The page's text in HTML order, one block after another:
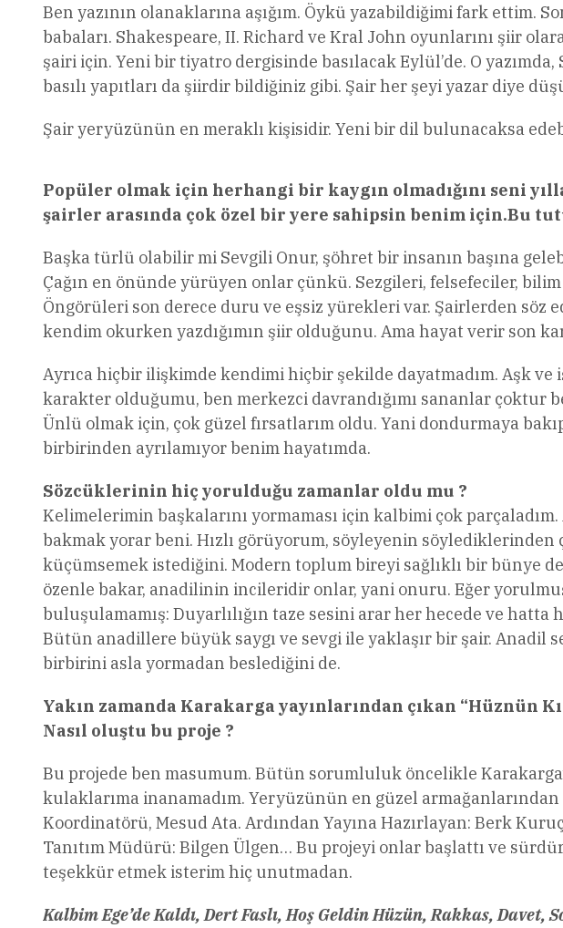
Ben yazının olanaklarına aşığım. Öykü yazabildiğimi fark ettim.
babaları. Shakespeare, II. Richard ve Kral John oyunlarını şiir
şairi için. Yeni bir tiyatro dergisinde basılacak Eylül’de. O
basılı yapıtları da şiirdir bildiğiniz gibi. Şair her şeyi yazar diye
Şair yeryüzünün en meraklı kişisidir. Yeni bir dil bulunacaksa
Popüler olmak için herhangi bir kaygın olmadığını seni
şairler arasında çok özel bir yere sahipsin benim için.Bu
Başka türlü olabilir mi Sevgili Onur, şöhret bir insanın başına
Çağın en önünde yürüyen onlar çünkü. Sezgileri, felsefeciler,
Öngörüleri son derece duru ve eşsiz yürekleri var. Şairlerden
kendim okurken yazdığımın şiir olduğunu. Ama hayat verir son
Ayrıca hiçbir ilişkimde kendimi hiçbir şekilde dayatmadım. Aşk
karakter olduğumu, ben merkezci davrandığımı sananlar çoktur
Ünlü olmak için, çok güzel fırsatlarım oldu. Yani dondurmaya
birbirinden ayrılamıyor benim hayatımda.
Sözcüklerinin hiç yorulduğu zamanlar oldu mu ?
Kelimelerimin başkalarını yormaması için kalbimi çok parçaladım.
bakmak yorar beni. Hızlı görüyorum, söyleyenin
küçümsemek istediğini. Modern toplum bireyi sağlıklı bir bünye
özenle bakar, anadilinin incileridir onlar, yani onuru. Eğer
buluşulamamış: Duyarlılığın taze sesini arar her hecede ve
Bütün anadillere büyük saygı ve sevgi ile yaklaşır bir şair.
birbirini asla yormadan beslediğini de.
Yakın zamanda Karakarga yayınlarından çıkan “Hüznün
Nasıl oluştu bu proje ?
Bu projede ben masumum. Bütün sorumluluk öncelikle
kulaklarıma inanamadım. Yeryüzünün en güzel
Koordinatörü, Mesud Ata. Ardından Yayına Hazırlayan: Berk
Tanıtım Müdürü: Bilgen Ülgen… Bu projeyi onlar başlattı ve
teşekkür etmek isterim hiç unutmadan.
Kalbim Ege’de Kaldı, Dert Faslı, Hoş Geldin Hüzün, Rakkas,